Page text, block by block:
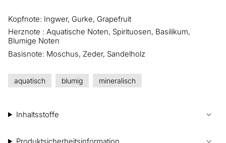
Kopfnote: Ingwer, Gurke, Grapefruit
Herznote : Aquatische Noten, Spirituosen, Basilikum,
Blumige Noten
Basisnote: Moschus, Zeder, Sandelholz
aquatisch blumig mineralisch
Inhaltsstoffe